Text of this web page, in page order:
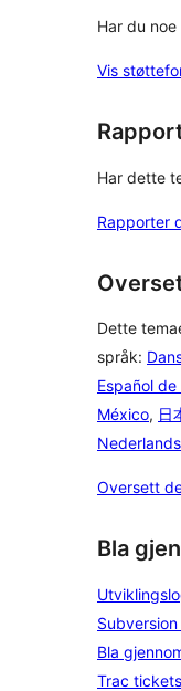
Har du
Vis
Har dette
Rapporter
Dette
språk:
Español de
México, 日
Nederlands
Oversett
Bla
Bla
Trac tickets